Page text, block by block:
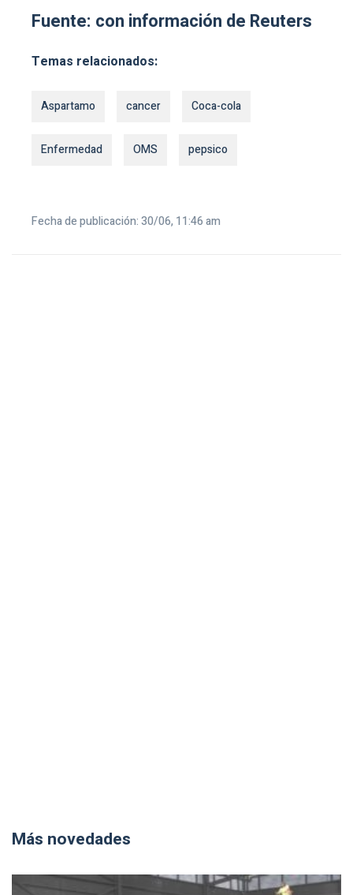
Fuente: con información de Reuters
Temas relacionados:
Aspartamo cancer Coca-cola
Enfermedad OMS pepsico
Fecha de publicación: 30/06, 11:46 am
Más novedades